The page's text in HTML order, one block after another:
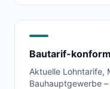
Bautarif-konform
Aktuelle Lohntarife,
Bauhauptgewerbe